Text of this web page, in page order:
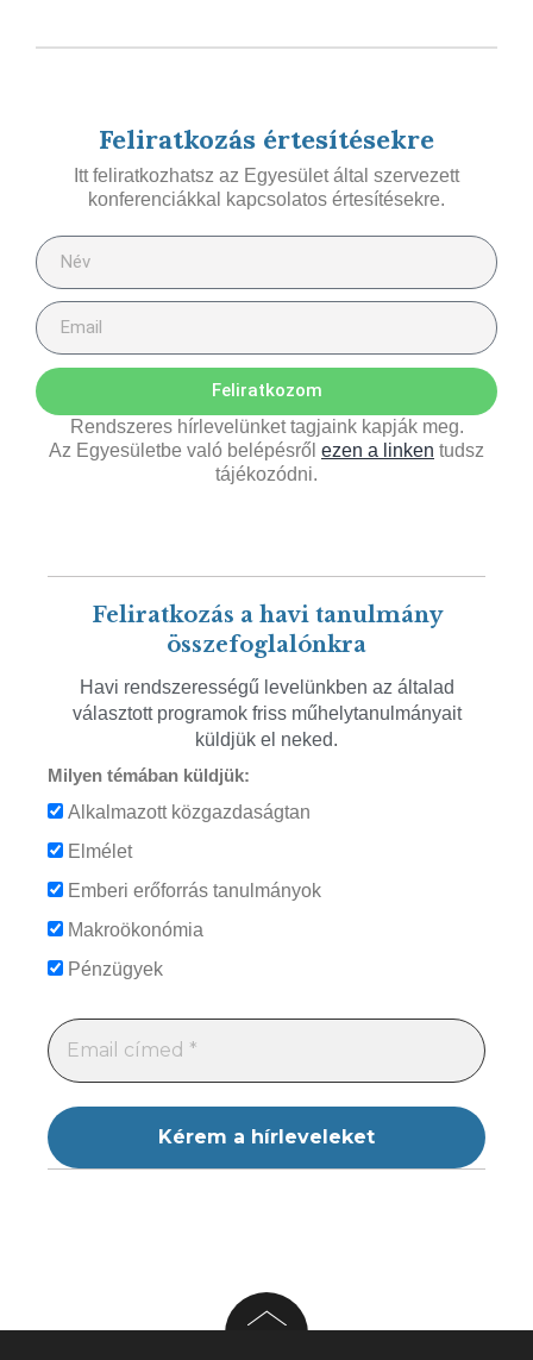
Feliratkozás értesítésekre
Itt feliratkozhatsz az Egyesület által szervezett
konferenciákkal kapcsolatos értesítésekre.
Feliratkozom
Rendszeres hírlevelünket tagjaink kapják meg.
Az Egyesületbe való belépésről ezen a linken tudsz
tájékozódni.
Feliratkozás a havi tanulmány
összefoglalónkra
Havi rendszerességű levelünkben az általad
választott programok friss műhelytanulmányait
küldjük el neked.
Milyen témában küldjük:
Alkalmazott közgazdaságtan
Elmélet
Emberi erőforrás tanulmányok
Makroökonómia
Pénzügyek